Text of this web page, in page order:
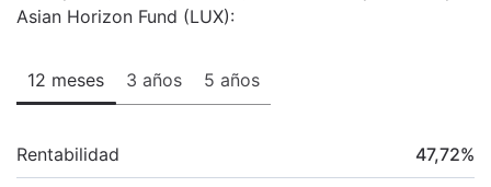
Asian Horizon Fund (LUX):
12 meses 3 años 5 años
Rentabilidad 47,72%